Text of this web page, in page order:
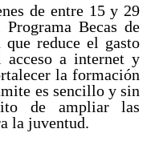
de entre 15 y 29
Becas de
que reduce el gasto
a internet y
la formación
es sencillo y sin
de ampliar las
la juventud.